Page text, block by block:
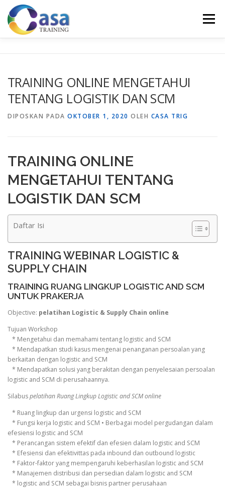
Lompat
konten
Menu
KONTAK KAMI SERTIFIKASI EVALUASI
TRAINING ONLINE MENGETAHUI
TENTANG LOGISTIK DAN SCM
DIPOSKAN PADA OKTOBER 1, 2020 OLEH CASA TRIG
TRAINING ONLINE
MENGETAHUI TENTANG
LOGISTIK DAN SCM
Daftar Isi
TRAINING WEBINAR LOGISTIC &
SUPPLY CHAIN
TRAINING RUANG LINGKUP LOGISTIC AND SCM
UNTUK PRAKERJA
Objective: pelatihan Logistic & Supply Chain online
Tujuan Workshop
* Mengetahui dan memahami tentang logistic and SCM
* Mendapatkan studi kasus mengenai penanganan persoalan yang
berkaitan dengan logistic and SCM
* Mendapatkan solusi yang berakitan dengan penyelesaian persoalan
logistic and SCM di perusahaannya.
Silabuspelatihan Ruang Lingkup Logistic and SCM online
* Ruang lingkup dan urgensi logistic and SCM
* Fungsi kerja logistic and SCM • Berbagai model pergudangan dalam
efesiensi logistic and SCM
* Perancangan sistem efektif dan efesien dalam logistic and SCM
* Efesiensi dan efektivittas pada inbound dan outbound logistic
* Faktor-faktor yang mempengaruhi keberhasilan logistic and SCM
* Manajemen distribusi dan persedian dalam logistic and SCM
* logistic and SCM sebagai bisnis partner perusahaan